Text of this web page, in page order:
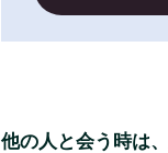
他の人と会う時は、